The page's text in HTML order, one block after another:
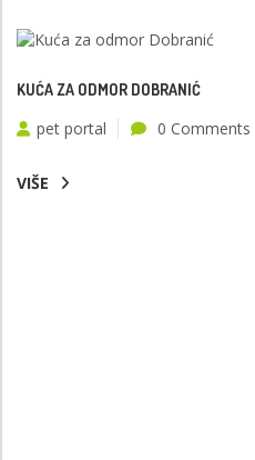
KUĆA ZA ODMOR DOBRANIĆ
pet portal 0 Comments
VIŠE